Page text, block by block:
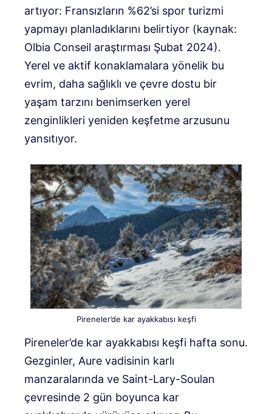
artıyor: Fransızların %62’si spor turizmi
yapmayı planladıklarını belirtiyor (kaynak:
Olbia Conseil araştırması Şubat 2024).
Yerel ve aktif konaklamalara yönelik bu
evrim, daha sağlıklı ve çevre dostu bir
yaşam tarzını benimserken yerel
zenginlikleri yeniden keşfetme arzusunu
yansıtıyor.
Pireneler’de kar ayakkabısı keşfi
Pireneler’de kar ayakkabısı keşfi hafta sonu.
Gezginler, Aure vadisinin karlı
manzaralarında ve Saint-Lary-Soulan
çevresinde 2 gün boyunca kar